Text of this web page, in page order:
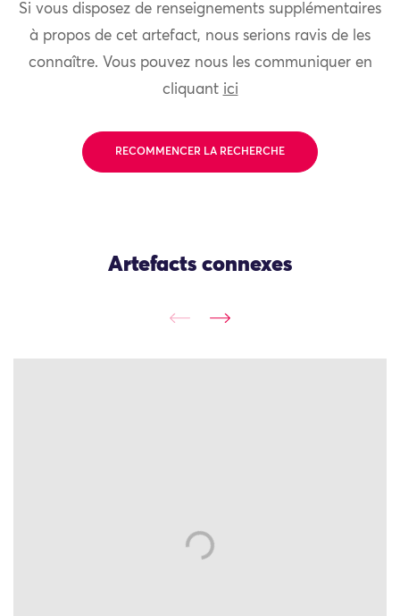
Si vous disposez de renseignements supplémentaires
à propos de cet artefact, nous serions ravis de les
connaître. Vous pouvez nous les communiquer en
cliquant ici
RECOMMENCER LA RECHERCHE
Artefacts connexes